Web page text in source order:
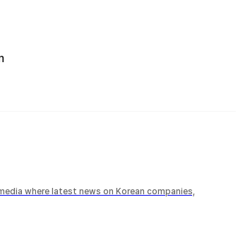
where latest news on Korean companies,